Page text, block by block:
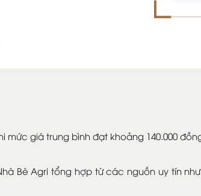
mức giá trung bình đạt khoảng 140.000
Bè Agri tổng hợp từ các nguồn uy tín